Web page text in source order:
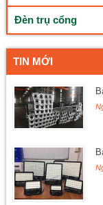
Đèn trụ cổng
TIN MỚI